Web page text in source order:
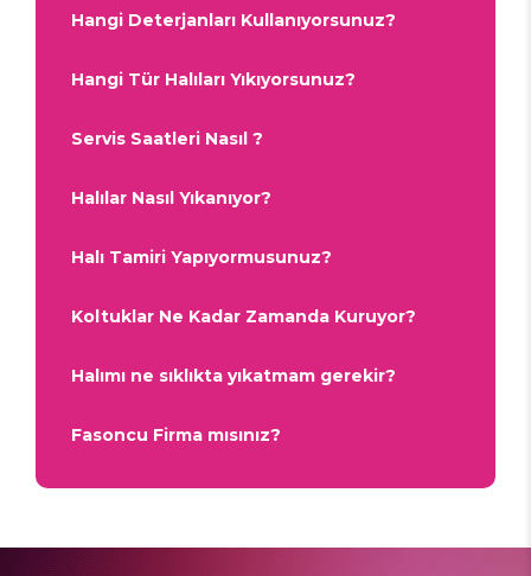
Hangi Deterjanları Kullanıyorsunuz?
Hangi Tür Halıları Yıkıyorsunuz?
Servis Saatleri Nasıl ?
Halılar Nasıl Yıkanıyor?
Halı Tamiri Yapıyormusunuz?
Koltuklar Ne Kadar Zamanda Kuruyor?
Halımı ne sıklıkta yıkatmam gerekir?
Fasoncu Firma mısınız?